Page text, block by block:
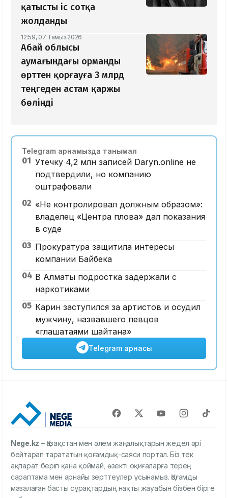
қатысты іс сотқа
жолданды
12:59, 07 Тамыз 2026
Абай облысы
аумағындағы орманды
өрттен қорғауға 3 млрд
теңгеден астам қаржы
бөлінді
Telegram арнамызда танымал
01 Утечку 4,2 млн записей Daryn.online не
подтвердили, но компанию
оштрафовали
02 «Не контролировал должным образом»:
владелец «Центра плова» дал показания
в суде
03 Прокуратура защитила интересы
компании Байбека
04 В Алматы подростка задержали с
наркотиками
05 Карин заступился за артистов и осудил
мужчину, назвавшего певцов
«глашатаями шайтана»
Telegram арнасы
Nege.kz – Қазақстан мен әлем жаңалықтарын жедел әрі
бейтарап тарататын қоғамдық-саяси портал. Біз тек
ақпарат беріп қана қоймай, өзекті оқиғаларға терең
сараптама мен арнайы зерттеулер ұсынамыз. Қоғамды
мазалаған басты сұрақтардың нақты жауабын бізбен бірге